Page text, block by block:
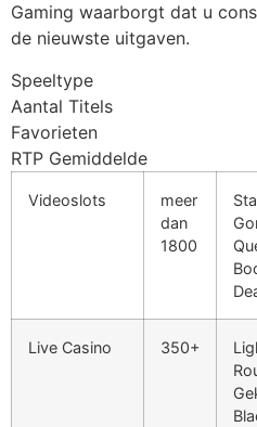
oku
Panel
panel
Gaming waarborgt dat u
de nieuwste uitgaven.
Speeltype
Aantal Titels
Favorieten
RTP Gemiddelde
Videoslots
meer
dan
1800
Live Casino 350+